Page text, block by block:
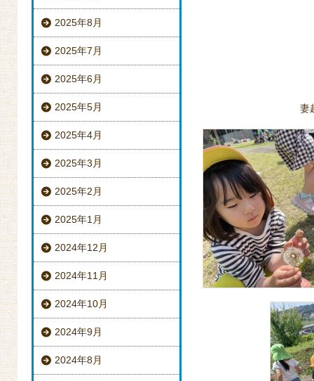
2025年8月
2025年7月
2025年6月
2025年5月
2025年4月
2025年3月
2025年2月
2025年1月
2024年12月
2024年11月
2024年10月
2024年9月
2024年8月
妻